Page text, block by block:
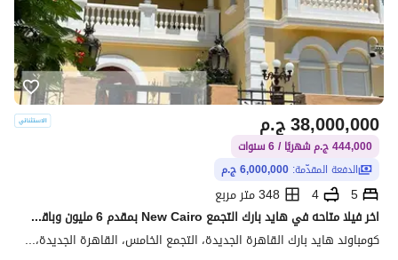
ج.م38,000,000
444,000 ج.م شهريًا / 6 سنوات
الدفعة المقدّمة: 6,000,000 ج.م
5
4
348 متر مربع
اخر فيلا متاحه في هايد بارك التجمع New Cairo بمقدم 6 مليون وباقي المبلغ علي فترات تقسيط مريحه
كومباوند هايد بارك القاهرة الجديدة، التجمع الخامس، القاهرة الجديدة، القاهرة